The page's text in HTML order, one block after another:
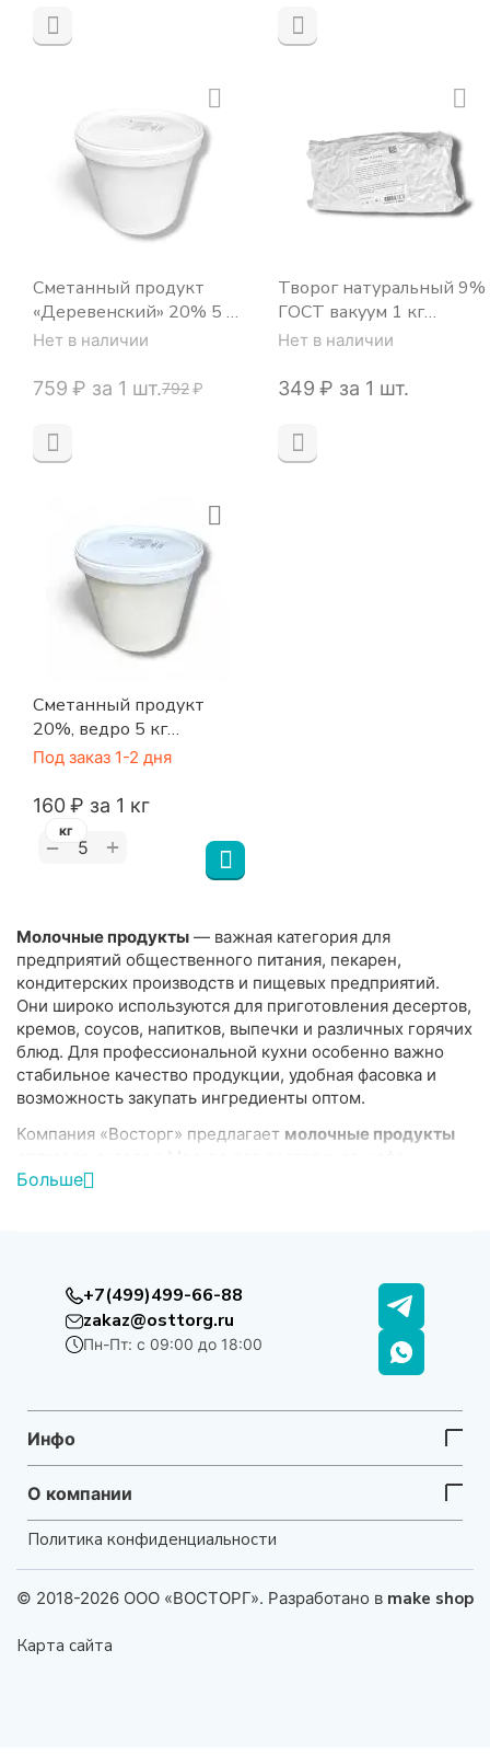
Сметанный продукт
«Деревенский» 20% 5 кг
ведро (Новосибирск)
Нет в наличии
‍759‍ ₽ за 1 шт.‍792‍₽
Творог натуральный 9%
ГОСТ вакуум 1 кг
(коробка 5 кг)
Нет в наличии
‍349‍ ₽ за 1 шт.
Сметанный продукт
20%, ведро 5 кг
(производство Рязань)
Под заказ 1-2 дня
‍160‍₽ за 1 кг
− +
кг
Молочные продукты — важная категория для
предприятий общественного питания, пекарен,
кондитерских производств и пищевых предприятий.
Они широко используются для приготовления десертов,
кремов, соусов, напитков, выпечки и различных горячих
блюд. Для профессиональной кухни особенно важно
стабильное качество продукции, удобная фасовка и
возможность закупать ингредиенты оптом.
Компания «Восторг» предлагает молочные продукты
пиццерий, столовых, кондитерских производств и
Ассортимент категории
В разделе представлены:
— для приготовления соусов, десертов,
выпечки
•молочные ингредиенты для профессиональной
кухни
кондитерских и предприятий HoReCa
Также в каталоге представленыСырыиСливочное
масло и спреды, которые широко используются в
различных блюд.
Больше
+7(499)499-66-88
zakaz@osttorg.ru
Пн-Пт: с 09:00 до 18:00
Инфо
О компании
Политика конфиденциальности
© 2018-2026 ООО «ВОСТОРГ». Разработано в make shop
Карта сайта